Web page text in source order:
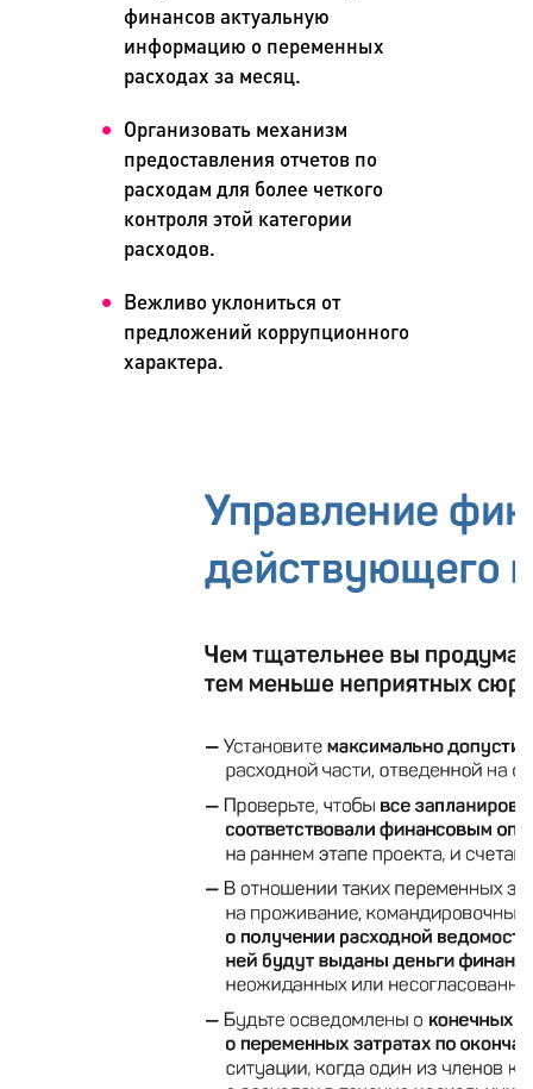
финансов актуальную
информацию о переменных
расходах за месяц.
Организовать механизм
предоставления отчетов по
расходам для более четкого
контроля этой категории
расходов.
Вежливо уклониться от
предложений коррупционного
характера.